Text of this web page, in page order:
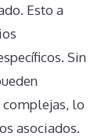
Esto a
Sin
complejas, lo
asociados.